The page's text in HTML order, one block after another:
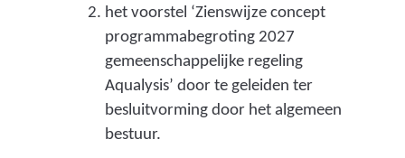
het voorstel ‘Zienswijze concept
programmabegroting 2027
gemeenschappelijke regeling
Aqualysis’ door te geleiden ter
besluitvorming door het algemeen
bestuur.